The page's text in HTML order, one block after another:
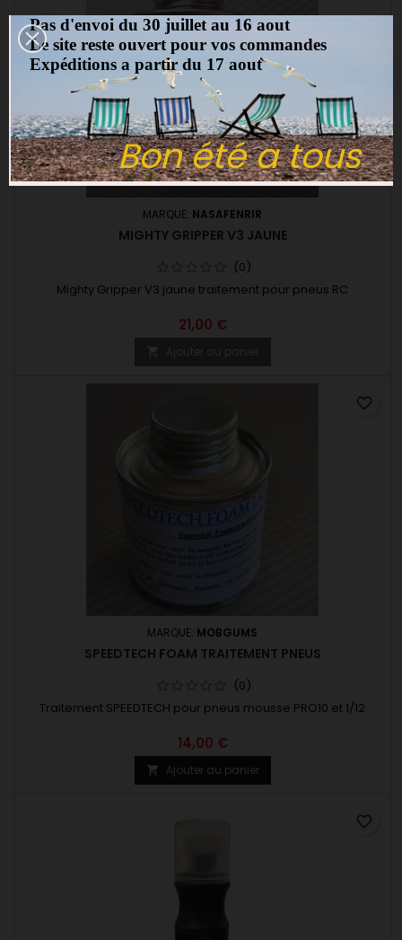
MARQUE: NASAFENRIR
MIGHTY GRIPPER V3 JAUNE
(0)
Mighty Gripper V3 jaune traitement pour pneus RC
21,00 €
MARQUE: MOBGUMS
SPEEDTECH FOAM TRAITEMENT PNEUS
(0)
Traitement SPEEDTECH pour pneus mousse PRO10 et 1/12
14,00 €
 Ajouter au panier
favorite_border
favorite_border
Bon été a tous
Pas d'envoi du 30 juillet au 16 aout
Le site reste ouvert pour vos commandes
Expéditions a partir du 17 aout